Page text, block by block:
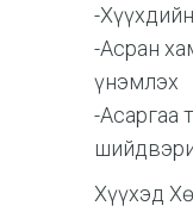
-
-Асран
үнэмлэх
-Асаргаа
Хүүхэд